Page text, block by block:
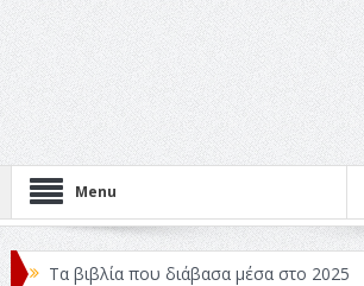
Menu
Τα βιβλία που διάβασα μέσα στο 2025